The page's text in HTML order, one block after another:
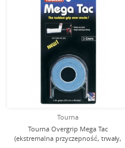
Tourna
Tourna Overgrip Mega Tac
(ekstremalna przyczepność, trwały,